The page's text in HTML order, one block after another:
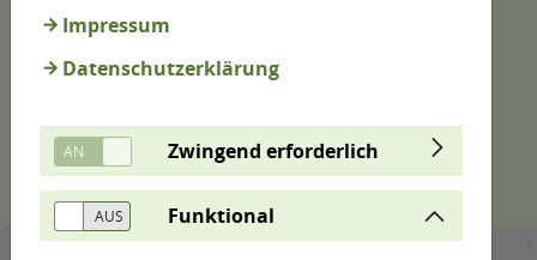
dargestellt werden. Hier haben wir aus vielen
Bereichen Informationen zusammengeführt. Sie
können einen Standort vorgeben oder direkt in der
Objekten und werden gegebenenfalls direkt zu
weiterführenden Inhalten geleitet.
Impressum
Datenschutzerklärung
Zwingend erforderlich
Funktional